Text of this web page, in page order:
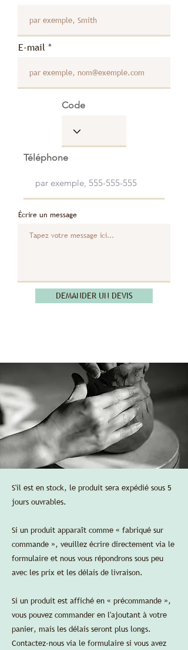
E-mail
Code
Téléphone
Écrire un message
DEMANDER UN DEVIS
S'il est en stock, le produit sera expédié sous 5
jours ouvrables.
Si un produit apparaît comme « fabriqué sur
commande », veuillez écrire directement via le
formulaire et nous vous répondrons sous peu
avec les prix et les délais de livraison.
Si un produit est affiché en « précommande »,
vous pouvez commander en l'ajoutant à votre
panier, mais les délais seront plus longs.
Contactez-nous via le formulaire si vous avez